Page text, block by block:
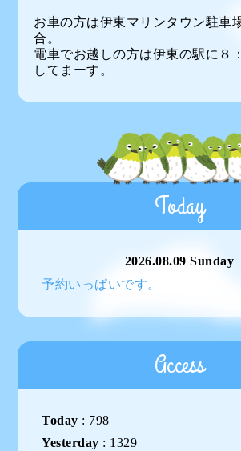
お車の方は伊東マリンタウン駐車
合。
電車でお越しの方は伊東の駅に８
してまーす。
Today
2026.08.09 Sunday
予約いっぱいです。
Access
Today : 798
Yesterday : 1329